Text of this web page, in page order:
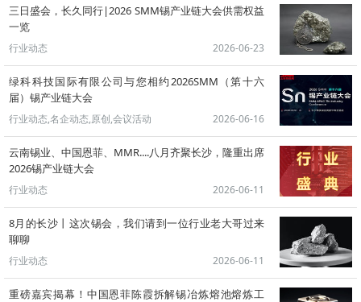
三日盛会，长久同行|2026 SMM锡产业链大会供需权益
一览
行业动态 2026-06-23
绿科科技国际有限公司与您相约2026SMM（第十六
届）锡产业链大会
行业动态,名企动态,原创,会议活动 2026-06-16
云南锡业、中国恩菲、MMR....八月齐聚长沙，隆重出席
2026锡产业链大会
行业动态 2026-06-11
8月的长沙丨这次锡会，我们请到一位行业老大哥过来
聊聊
行业动态 2026-06-11
重磅嘉宾揭幕！中国恩菲陈霞拆解锡冶炼熔池熔炼工